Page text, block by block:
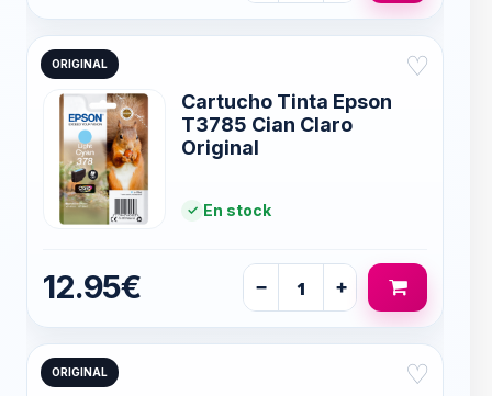
ORIGINAL ♡
Cartucho Tinta Epson
T3785 Cian Claro
Original
En stock
12.95€ − +
ORIGINAL ♡